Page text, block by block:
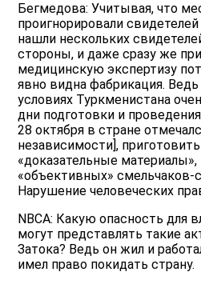
Бегмедова: Учитывая, что
проигнорировали
нашли нескольких
стороны, и даже сразу же
медицинскую экспертизу
явно видна фабрикация. Ведь
условиях Туркменистана
дни подготовки и
28 октября в стране
независимости],
«доказательные
«объективных» смельчаков-
Нарушение человеческих
NBCA: Какую опасность для
могут представлять такие
Затока? Ведь он жил и
имел право покидать страну.